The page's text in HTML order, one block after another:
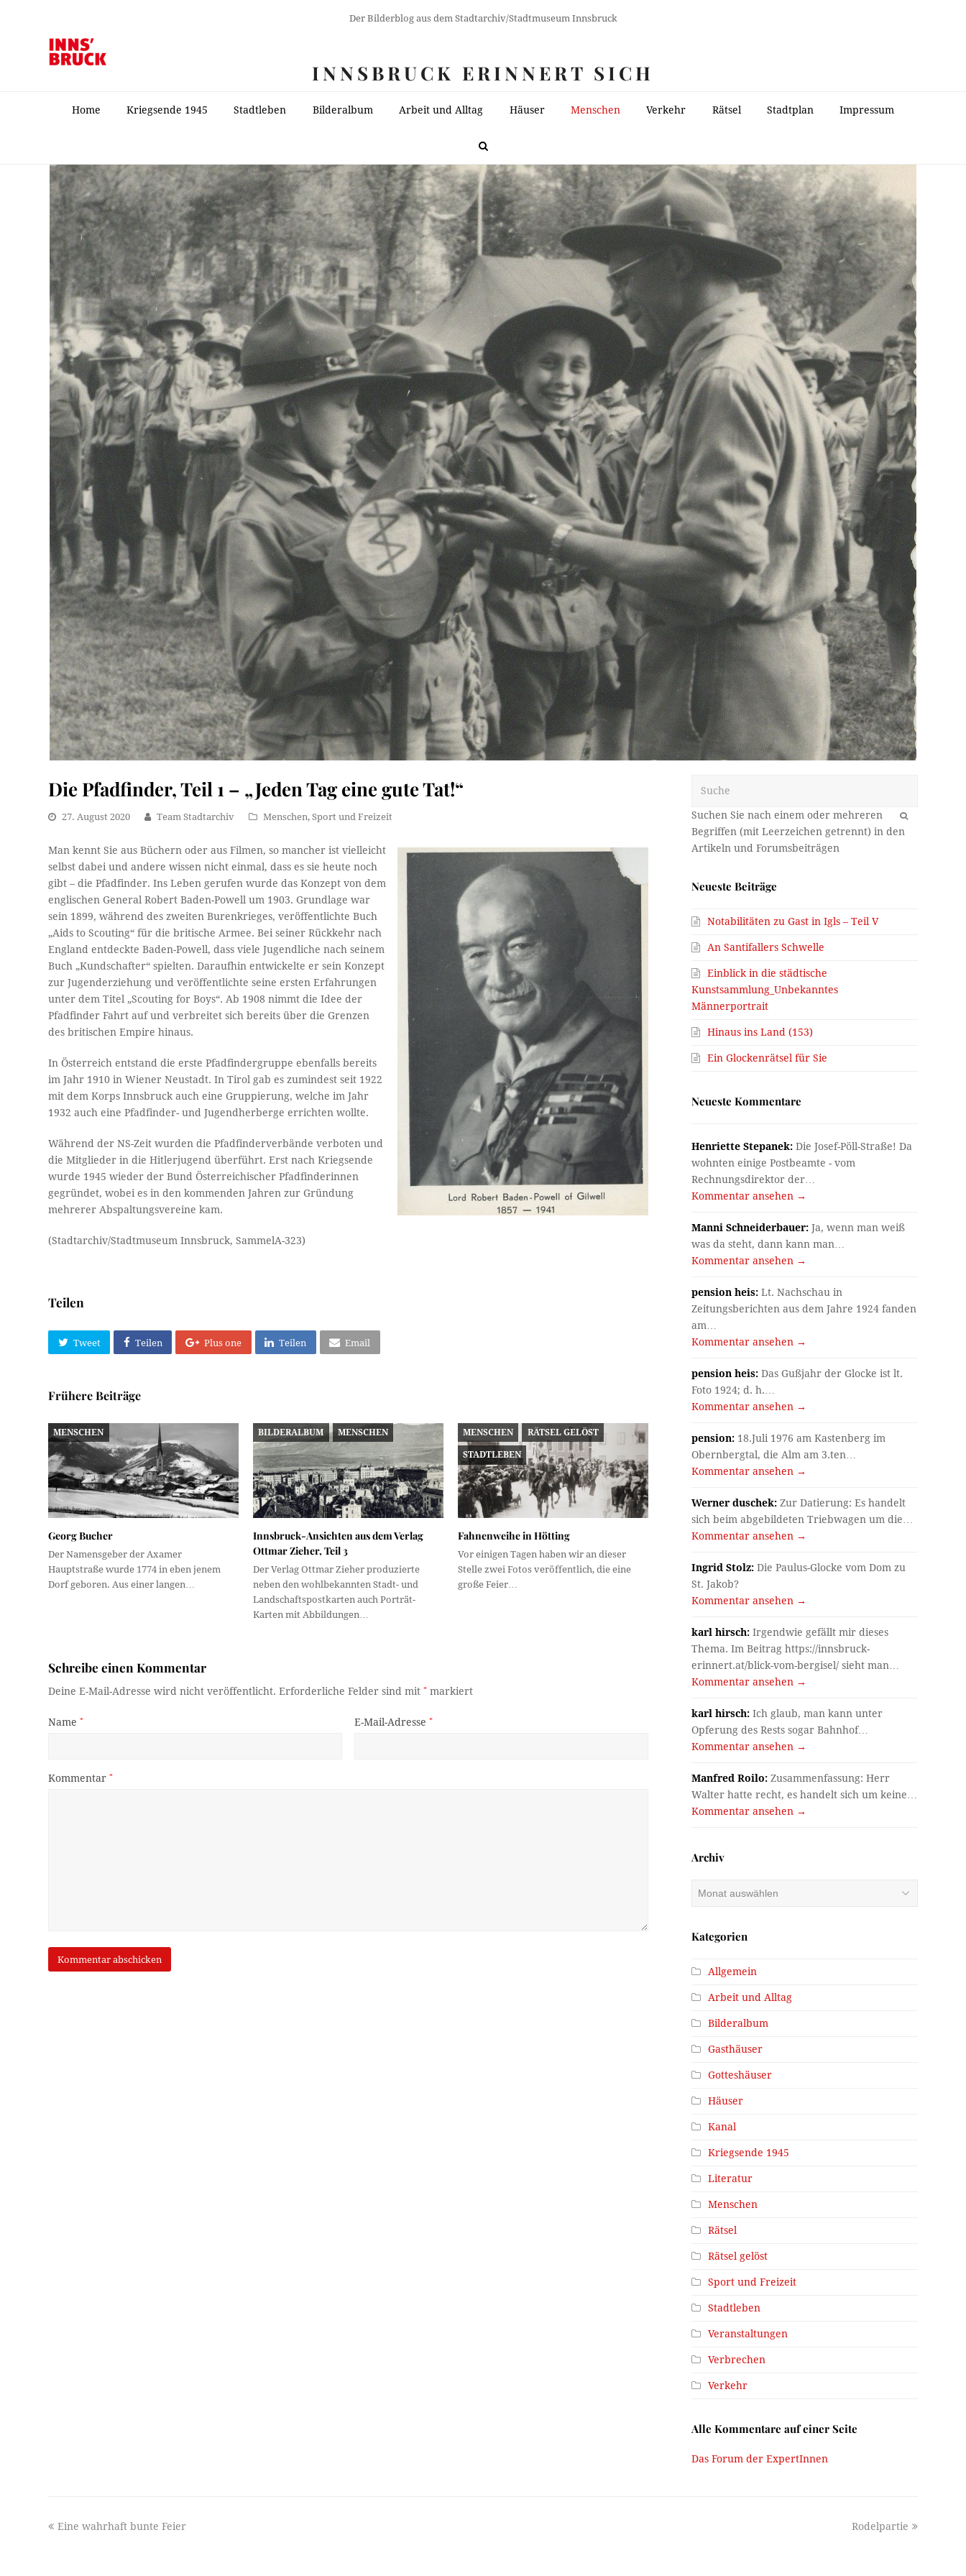
Der Bilderblog aus dem Stadtarchiv/Stadtmuseum Innsbruck
INNSBRUCK ERINNERT SICH
Home Kriegsende 1945 Stadtleben Bilderalbum Arbeit und Alltag Häuser Menschen Verkehr Rätsel Stadtplan Impressum
Die Pfadfinder, Teil 1 – „Jeden Tag eine gute Tat!“
27. August 2020 Team Stadtarchiv Menschen,Sport und Freizeit
Man kennt Sie aus Büchern oder aus Filmen, so mancher ist vielleicht
selbst dabei und andere wissen nicht einmal, dass es sie heute noch
gibt – die Pfadfinder. Ins Leben gerufen wurde das Konzept von dem
englischen General Robert Baden-Powell um 1903. Grundlage war
sein 1899, während des zweiten Burenkrieges, veröffentlichte Buch
„Aids to Scouting“ für die britische Armee. Bei seiner Rückkehr nach
England entdeckte Baden-Powell, dass viele Jugendliche nach seinem
Buch „Kundschafter“ spielten. Daraufhin entwickelte er sein Konzept
zur Jugenderziehung und veröffentlichte seine ersten Erfahrungen
unter dem Titel „Scouting for Boys“. Ab 1908 nimmt die Idee der
Pfadfinder Fahrt auf und verbreitet sich bereits über die Grenzen
des britischen Empire hinaus.
In Österreich entstand die erste Pfadfindergruppe ebenfalls bereits
im Jahr 1910 in Wiener Neustadt. In Tirol gab es zumindest seit 1922
mit dem Korps Innsbruck auch eine Gruppierung, welche im Jahr
1932 auch eine Pfadfinder- und Jugendherberge errichten wollte.
Während der NS-Zeit wurden die Pfadfinderverbände verboten und
die Mitglieder in die Hitlerjugend überführt. Erst nach Kriegsende
wurde 1945 wieder der Bund Österreichischer Pfadfinderinnen
gegründet, wobei es in den kommenden Jahren zur Gründung
mehrerer Abspaltungsvereine kam.
(Stadtarchiv/Stadtmuseum Innsbruck, SammelA-323)
Teilen
Tweet Teilen Plus one Teilen Email
Frühere Beiträge
MENSCHEN
Georg Bucher
Der Namensgeber der Axamer
Hauptstraße wurde 1774 in eben jenem
Dorf geboren. Aus einer langen…
BILDERALBUM MENSCHEN
Innsbruck-Ansichten aus dem Verlag
Ottmar Zieher, Teil 3
Der Verlag Ottmar Zieher produzierte
neben den wohlbekannten Stadt- und
Landschaftspostkarten auch Porträt-
Karten mit Abbildungen…
MENSCHEN RÄTSEL GELÖST
STADTLEBEN
Fahnenweihe in Hötting
Vor einigen Tagen haben wir an dieser
Stelle zwei Fotos veröffentlich, die eine
große Feier…
Schreibe einen Kommentar
Deine E-Mail-Adresse wird nicht veröffentlicht. Erforderliche Felder sind mit* markiert
Name* E-Mail-Adresse *
Kommentar*
OK
Neueste Beiträge
Notabilitäten zu Gast in Igls – Teil V
An Santifallers Schwelle
Einblick in die städtische
Kunstsammlung_Unbekanntes
Männerportrait
Hinaus ins Land (153)
Ein Glockenrätsel für Sie
Neueste Kommentare
Henriette Stepanek: Die Josef-Pöll-Straße! Da
wohnten einige Postbeamte - vom
Rechnungsdirektor der…
Kommentar ansehen →
Manni Schneiderbauer: Ja, wenn man weiß
was da steht, dann kann man…
Kommentar ansehen →
pension heis: Lt. Nachschau in
Zeitungsberichten aus dem Jahre 1924 fanden
am…
Kommentar ansehen →
pension heis: Das Gußjahr der Glocke ist lt.
Foto 1924; d. h.…
Kommentar ansehen →
pension: 18.Juli 1976 am Kastenberg im
Obernbergtal, die Alm am 3.ten…
Kommentar ansehen →
Werner duschek: Zur Datierung: Es handelt
sich beim abgebildeten Triebwagen um die…
Kommentar ansehen →
Ingrid Stolz: Die Paulus-Glocke vom Dom zu
St. Jakob?
Kommentar ansehen →
karl hirsch: Irgendwie gefällt mir dieses
Thema. Im Beitrag https://innsbruck-
erinnert.at/blick-vom-bergisel/ sieht man…
Kommentar ansehen →
karl hirsch: Ich glaub, man kann unter
Opferung des Rests sogar Bahnhof…
Kommentar ansehen →
Manfred Roilo: Zusammenfassung: Herr
Walter hatte recht, es handelt sich um keine…
Kommentar ansehen →
Archiv
Kategorien
Allgemein
Arbeit und Alltag
Bilderalbum
Gasthäuser
Gotteshäuser
Häuser
Kanal
Kriegsende 1945
Literatur
Menschen
Rätsel
Rätsel gelöst
Sport und Freizeit
Stadtleben
Veranstaltungen
Verbrechen
Verkehr
Alle Kommentare auf einer Seite
Das Forum der ExpertInnen
previous
Eine wahrhaft bunte Feier
next
Rodelpartie